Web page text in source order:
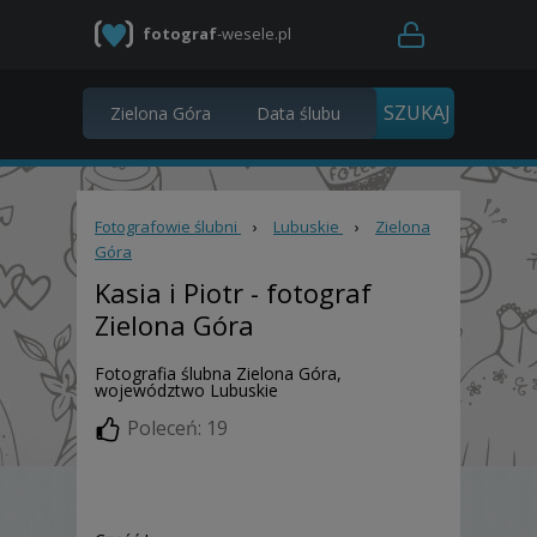
fotograf-wesele.pl
Fotografowie ślubni › Lubuskie ›
Zielona
Góra
Kasia i Piotr - fotograf
Zielona Góra
Fotografia ślubna Zielona Góra,
województwo Lubuskie
Poleceń: 19